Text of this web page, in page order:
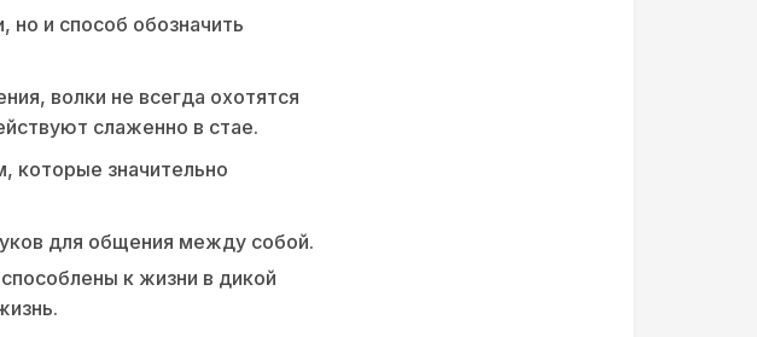
но и способ обозначить
волки не всегда охотятся
слаженно в стае.
которые значительно
для общения между собой.
к жизни в дикой